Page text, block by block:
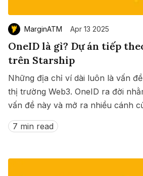
MarginATM Apr 13 2025
OneID là gì? Dự án tiếp
trên Starship
Những địa chỉ ví dài luôn là vấn
thị trường Web3. OneID ra đời
vấn đề này và mở ra nhiều cánh
nữa dành cho người dùng trong
7 min read